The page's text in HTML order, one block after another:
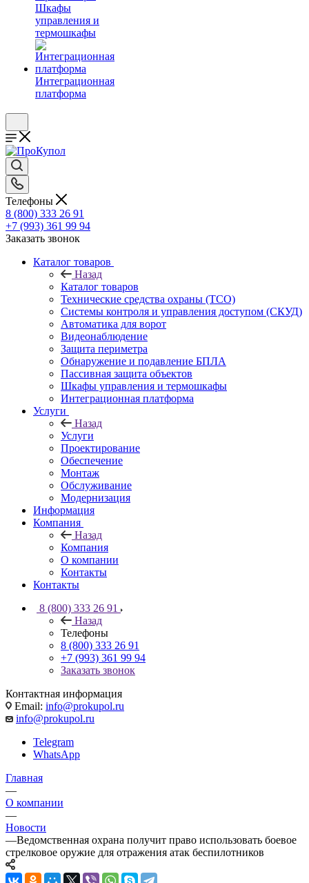
Шкафы
управления и
термошкафы
Интеграционная
платформа
Телефоны
8 (800) 333 26 91
+7 (993) 361 99 94
Заказать звонок
Каталог товаров
Назад
Каталог товаров
Технические средства охраны (ТСО)
Системы контроля и управления доступом (СКУД)
Автоматика для ворот
Видеонаблюдение
Защита периметра
Обнаружение и подавление БПЛА
Пассивная защита объектов
Шкафы управления и термошкафы
Интеграционная платформа
Услуги
Назад
Услуги
Проектирование
Обеспечение
Монтаж
Обслуживание
Модернизация
Информация
Компания
Назад
Компания
О компании
Контакты
Контакты
8 (800) 333 26 91
Назад
Телефоны
8 (800) 333 26 91
+7 (993) 361 99 94
Заказать звонок
Контактная информация
Email: info@prokupol.ru
info@prokupol.ru
Telegram
WhatsApp
Главная
—
О компании
—
Новости
—Ведомственная охрана получит право использовать боевое
стрелковое оружие для отражения атак беспилотников